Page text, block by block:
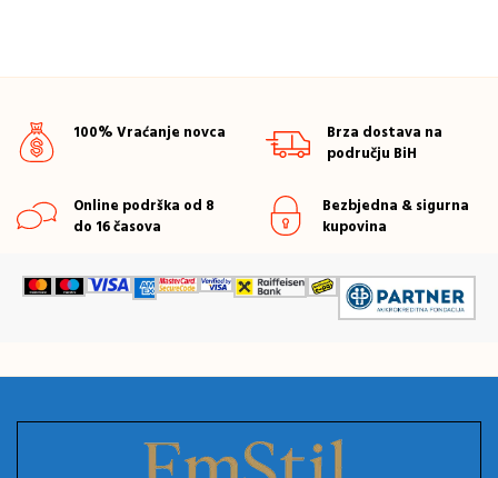
100% Vraćanje novca
Brza dostava na
području BiH
Online podrška od 8
do 16 časova
Bezbjedna & sigurna
kupovina